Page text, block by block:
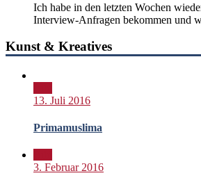
Ich habe in den letzten Wochen
Interview-Anfragen bekommen und
Kunst & Kreatives
13. Juli 2016
Primamuslima
3. Februar 2016